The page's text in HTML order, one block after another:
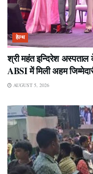
हेल्थ
श्री महंत इन्दिरेश अस्पताल
ABSI में मिली अहम
AUGUST 5, 2026